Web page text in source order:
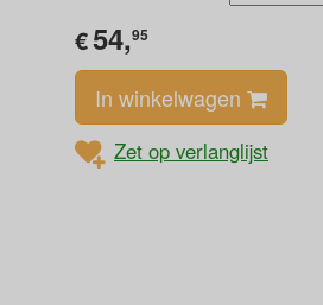
€54,95
In winkelwagen
Zet op verlanglijst